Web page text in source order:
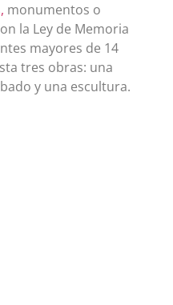
monumentos o
la Ley de Memoria
mayores de 14
tres obras: una
y una escultura.